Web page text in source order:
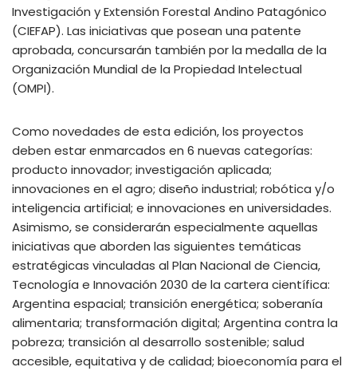
Investigación y Extensión Forestal Andino Patagónico
(CIEFAP). Las iniciativas que posean una patente
aprobada, concursarán también por la medalla de la
Organización Mundial de la Propiedad Intelectual
(OMPI).
Como novedades de esta edición, los proyectos
deben estar enmarcados en 6 nuevas categorías:
producto innovador; investigación aplicada;
innovaciones en el agro; diseño industrial; robótica y/o
inteligencia artificial; e innovaciones en universidades.
Asimismo, se considerarán especialmente aquellas
iniciativas que aborden las siguientes temáticas
estratégicas vinculadas al Plan Nacional de Ciencia,
Tecnología e Innovación 2030 de la cartera científica:
Argentina espacial; transición energética; soberanía
alimentaria; transformación digital; Argentina contra la
pobreza; transición al desarrollo sostenible; salud
accesible, equitativa y de calidad; bioeconomía para el